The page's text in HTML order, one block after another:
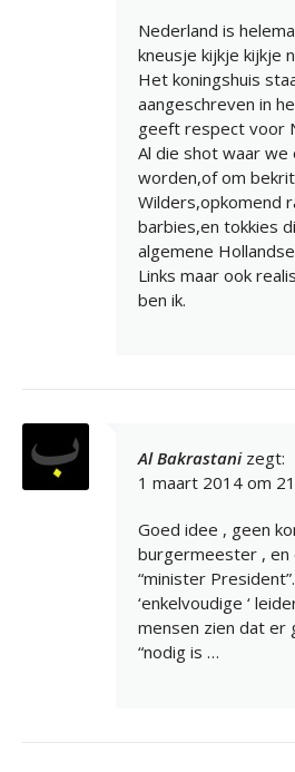
Nederland is
kneusje kijkje kijkje
Het koningshuis
aangeschreven in
geeft respect voor
Al die shot waar we
worden,of om
Wilders,opkomend
barbies,en tokkies
algemene
Links maar ook
ben ik.
Al Bakrastani zegt:
1 maart 2014 om
Goed idee , geen
burgermeester , en
“minister
‘enkelvoudige ‘
mensen zien dat er
“nodig is …